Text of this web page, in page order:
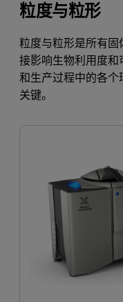
粒度与粒形
粒度与粒形是所有
接影响生物利用度
和生产过程中的各
关键。